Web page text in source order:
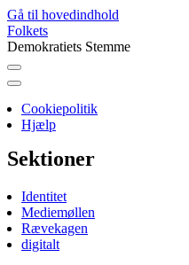
Gå til hovedindhold
Folkets
Demokratiets Stemme
Folkets
Cookiepolitik
Hjælp
Sektioner
Identitet
Mediemøllen
Rævekagen
digitalt